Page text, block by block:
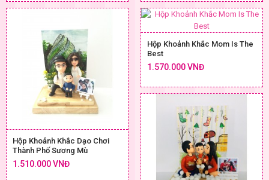
Hộp Khoảnh Khắc Dạo Chơi
Thành Phố Sương Mù
1.510.000 VNĐ
Hộp Khoảnh Khắc Mom Is The
Best
1.570.000 VNĐ